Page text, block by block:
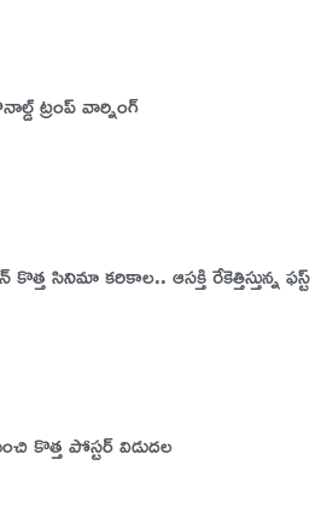
ట్రంప్ వార్నింగ్‌
సినిమా కరికాల.. ఆసక్తి రేకెత్తిస్తున్న ఫస్ట్
కొత్త పోస్టర్ విడుదల